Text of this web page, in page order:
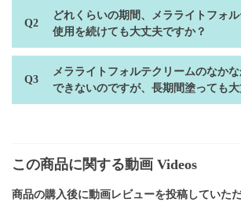
どれくらいの期間、メラライトフォ
使用を続けても大丈夫ですか？
メラライトフォルテクリームのなか
できないのですが、長期間塗っても大
この商品に関する動画 Videos
商品の購入後に動画レビューを投稿していた